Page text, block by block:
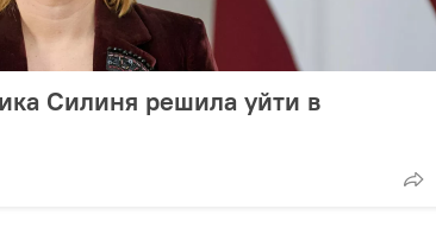
Силиня решила уйти в